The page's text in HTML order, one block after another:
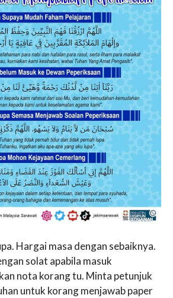
Hargai masa dengan sebaiknya.
solat apabila masuk
nota korang tu. Minta petunjuk
untuk korang menjawab paper